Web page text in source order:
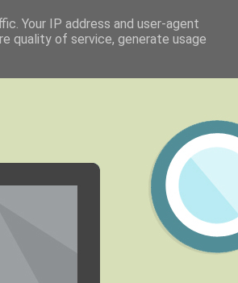
Your IP address and user-agent
quality of service, generate usage